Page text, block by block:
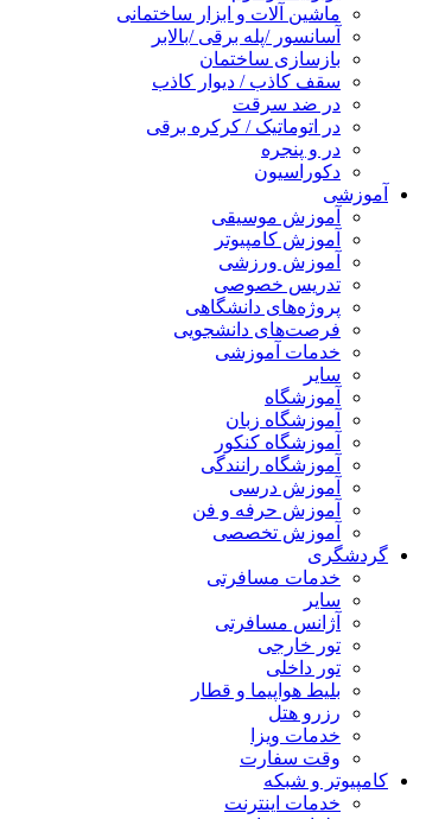
ماشین آلات و ابزار ساختمانی
آسانسور /پله برقی /بالابر
بازسازی ساختمان
سقف کاذب / دیوار کاذب
در ضد سرقت
در اتوماتیک / کرکره برقی
در و پنجره
دکوراسیون
آموزشی
آموزش موسیقی
آموزش کامپیوتر
آموزش ورزشی
تدریس خصوصی
پروژه‌های دانشگاهی
فرصت‌های دانشجویی
خدمات آموزشی
سایر
آموزشگاه
آموزشگاه زبان
آموزشگاه کنکور
آموزشگاه رانندگی
آموزش درسی
آموزش حرفه و فن
آموزش تخصصی
گردشگری
خدمات مسافرتی
سایر
آژانس مسافرتی
تور خارجی
تور داخلی
بلیط هواپیما و قطار
رزرو هتل
خدمات ویزا
وقت سفارت
کامپیوتر و شبکه
خدمات اینترنت